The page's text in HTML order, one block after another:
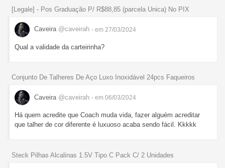
[Legale] - Pos Graduação P/ R$88,85 (parcela Unica) No PIX
Caveira @caveirah - em 27/03/2024
Qual a validade da carteirinha?
Conjunto De Talheres De Aço Luxo Inoxidável 24pcs Faqueiros
Caveira @caveirah - em 06/03/2024
Há quem acredite que Coach muda vida, fazer alguém acreditar
que talher de cor diferente é luxuoso acaba sendo fácil. Kkkkk
Steck Pilhas Alcalinas 1.5V Tipo C Pack C/ 2 Unidades